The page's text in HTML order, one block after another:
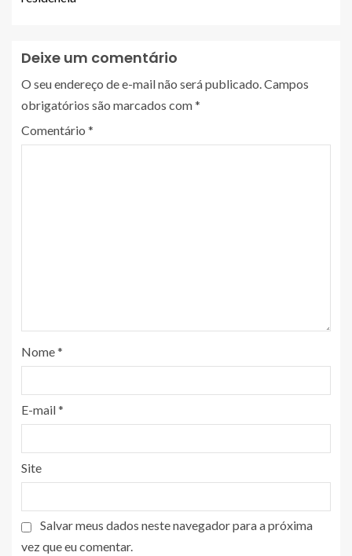
Deixe um comentário
O seu endereço de e-mail não será publicado.Campos
obrigatórios são marcados com*
Comentário *
Nome*
E-mail*
Site
Salvar meus dados neste navegador para a próxima
vez que eu comentar.